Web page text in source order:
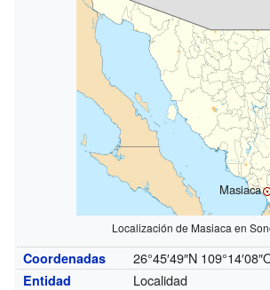
Masiaca
Localización de Masiaca en
Coordenadas 26°45′49″N
Entidad
Localidad